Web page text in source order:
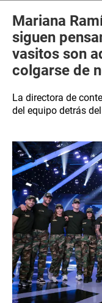
Mariana
siguen
vasitos son
colgarse de
La directora de
del equipo detrás